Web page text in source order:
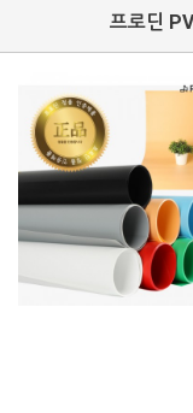
프로딘